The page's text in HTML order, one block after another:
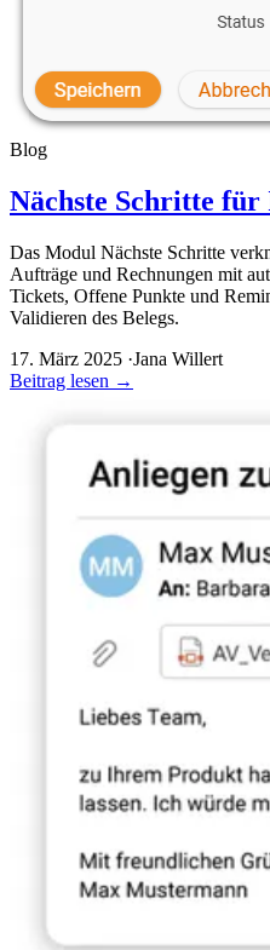
Blog
Nächste Schritte für
Das Modul Nächste Schritte
Aufträge und Rechnungen mit
Tickets, Offene Punkte und
Validieren des Belegs.
17. März 2025 ·Jana Willert
Beitrag lesen →